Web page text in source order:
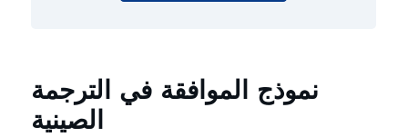
نموذج الموافقة في الترجمة
الصينية